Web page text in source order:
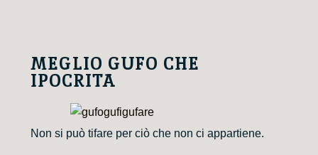
MEGLIO GUFO CHE
IPOCRITA
Non si può tifare per ciò che non ci appartiene.